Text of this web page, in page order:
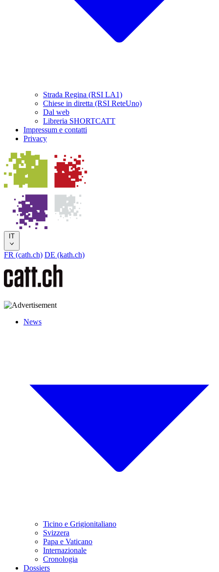
Strada Regina (RSI LA1)
Chiese in diretta (RSI ReteUno)
Dal web
Libreria SHORTCATT
Impressum e contatti
Privacy
IT
FR (cath.ch) DE (kath.ch)
News
Ticino e Grigionitaliano
Svizzera
Papa e Vaticano
Internazionale
Cronologia
Dossiers